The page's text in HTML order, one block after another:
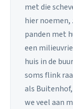
met die
hier noemen,
panden met
een
huis in de
soms flink
als
we veel aan